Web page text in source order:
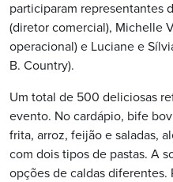
participaram representantes
(diretor comercial), Michelle
operacional) e Luciane e
B. Country).
Um total de 500 deliciosas
evento. No cardápio, bife
frita, arroz, feijão e saladas,
com dois tipos de pastas. A
opções de caldas diferentes.